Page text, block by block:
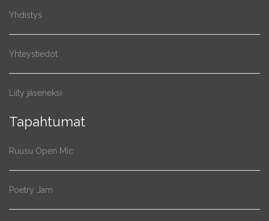
Yhdistys
Yhteystiedot
Liity jäseneksi
Tapahtumat
Ruusu Open Mic
Poetry Jam